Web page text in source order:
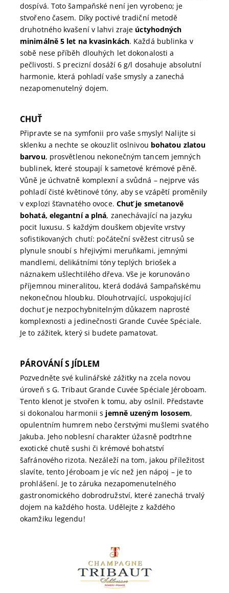
dospívá. Toto šampaňské není jen vyrobeno; je
stvořeno časem. Díky poctivé tradiční metodě
druhotného kvašení v lahvi zraje úctyhodných
minimálně 5 let na kvasinkách. Každá bublinka v
sobě nese příběh dlouhých let dokonalosti a
pečlivosti. S precizní dosáží 6 g/l dosahuje absolutní
harmonie, která pohladí vaše smysly a zanechá
nezapomenutelný dojem.
CHUŤ
Připravte se na symfonii pro vaše smysly! Nalijte si
sklenku a nechte se okouzlit oslnivou bohatou zlatou
barvou, prosvětlenou nekonečným tancem jemných
bublinek, které stoupají k sametové krémové pěně.
Vůně je úchvatně komplexní a svůdná – nejprve vás
pohladí čisté květinové tóny, aby se vzápětí proměnily
v explozi šťavnatého ovoce. Chuť je smetanově
bohatá, elegantní a plná, zanechávající na jazyku
pocit luxusu. S každým douškem objevíte vrstvy
sofistikovaných chutí: počáteční svěžest citrusů se
plynule snoubí s hřejivými meruňkami, jemnými
mandlemi, delikátními tóny teplých briošek a
náznakem ušlechtilého dřeva. Vše je korunováno
příjemnou mineralitou, která dodává šampaňskému
nekonečnou hloubku. Dlouhotrvající, uspokojující
dochuť je nezpochybnitelným důkazem naprosté
komplexnosti a jedinečnosti Grande Cuvée Spéciale.
Je to zážitek, který si budete pamatovat.
PÁROVÁNÍ S JÍDLEM
Pozvedněte své kulinářské zážitky na zcela novou
úroveň s G. Tribaut Grande Cuvée Spéciale Jéroboam.
Tento klenot je stvořen k tomu, aby oslnil. Představte
si dokonalou harmonii s jemně uzeným lososem,
opulentním humrem nebo čerstvými mušlemi svatého
Jakuba. Jeho noblesní charakter úžasně podtrhne
exotické chutě sushi či krémové bohatství
šafránového rizota. Nezáleží na tom, jakou příležitost
slavíte, tento Jéroboam je víc než jen nápoj – je to
prohlášení. Je to záruka nezapomenutelného
gastronomického dobrodružství, které zanechá trvalý
dojem na každého hosta. Udělejte z každého
okamžiku legendu!